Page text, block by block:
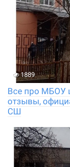
1889
Все про МБОУ
отзывы,
СШ